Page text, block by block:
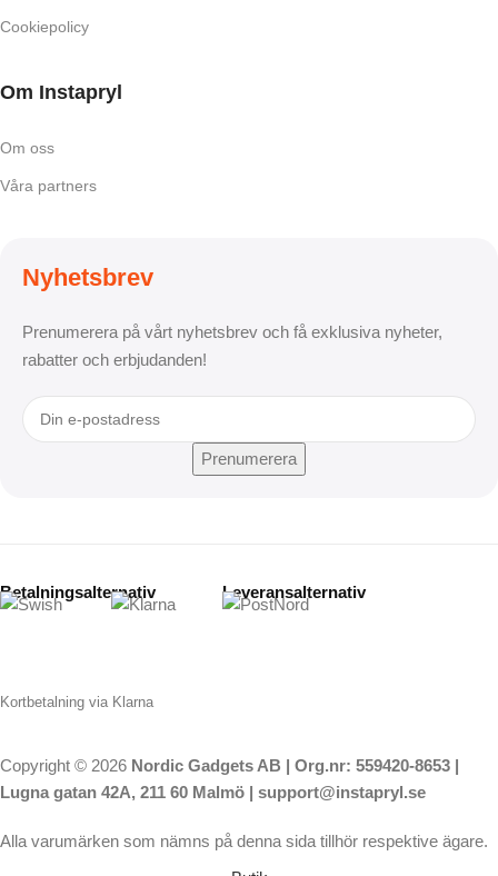
Cookiepolicy
Om Instapryl
Om oss
Våra partners
Nyhetsbrev
Prenumerera på vårt nyhetsbrev och få exklusiva nyheter,
rabatter och erbjudanden!
Betalningsalternativ
Kortbetalning via Klarna
Leveransalternativ
Copyright © 2026 Nordic Gadgets AB | Org.nr: 559420-8653 |
Lugna gatan 42A, 211 60 Malmö | support@instapryl.se
Alla varumärken som nämns på denna sida tillhör respektive ägare.